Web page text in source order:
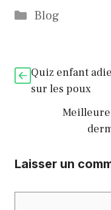
Catégories
Blog
Quiz enfant
sur les poux
Laisser un